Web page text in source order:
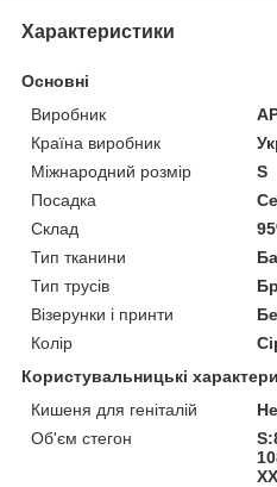
Характеристики
Основні
Виробник
Країна виробник
Міжнародний розмір
S
Посадка
Склад
Тип тканини
Тип трусів
Візерунки і принти
Колір
Користувальницькі
Кишеня для геніталій
Об'єм стегон